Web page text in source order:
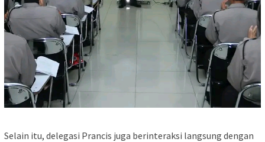
Selain itu, delegasi Prancis juga berinteraksi langsung dengan